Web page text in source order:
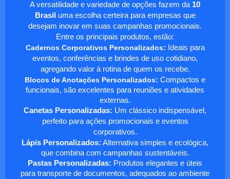
A versatilidade e variedade de opções fazem da 10
Brasil uma escolha certeira para empresas que
desejam inovar em suas campanhas promocionais.
Entre os principais produtos, estão:
Cadernos Corporativos Personalizados: Ideais para
eventos, conferências e brindes de uso cotidiano,
agregando valor à rotina de quem os recebe.
Blocos de Anotações Personalizados: Compactos e
funcionais, são excelentes para reuniões e atividades
externas.
Canetas Personalizadas: Um clássico indispensável,
perfeito para ações promocionais e eventos
corporativos.
Lápis Personalizados: Alternativa simples e ecológica,
que combina com campanhas sustentáveis.
Pastas Personalizadas: Produtos elegantes e úteis
para transporte de documentos, adequados ao ambiente